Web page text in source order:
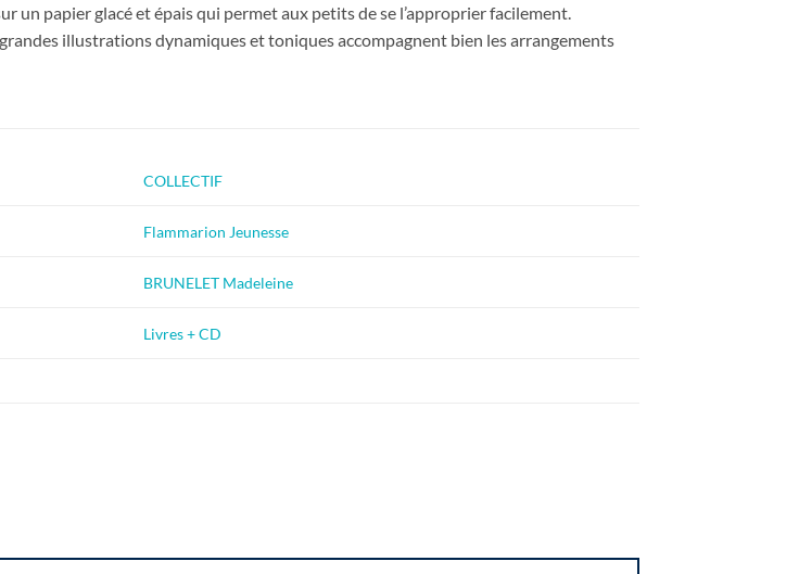
un papier glacé et épais qui permet aux petits de se l’approprier facilement.
illustrations dynamiques et toniques accompagnent bien les arrangements
COLLECTIF
Flammarion Jeunesse
BRUNELET Madeleine
Livres + CD